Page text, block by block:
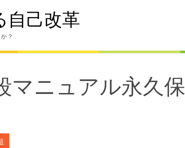
自己改革
？
マニュアル永久保